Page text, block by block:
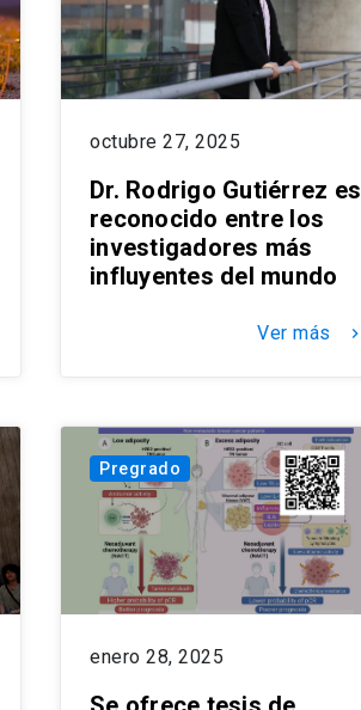
octubre 27, 2025
Dr. Rodrigo Gutiérrez es
reconocido entre los
investigadores más
influyentes del mundo
Ver más keyboard_arrow_right
Pregrado
enero 28, 2025